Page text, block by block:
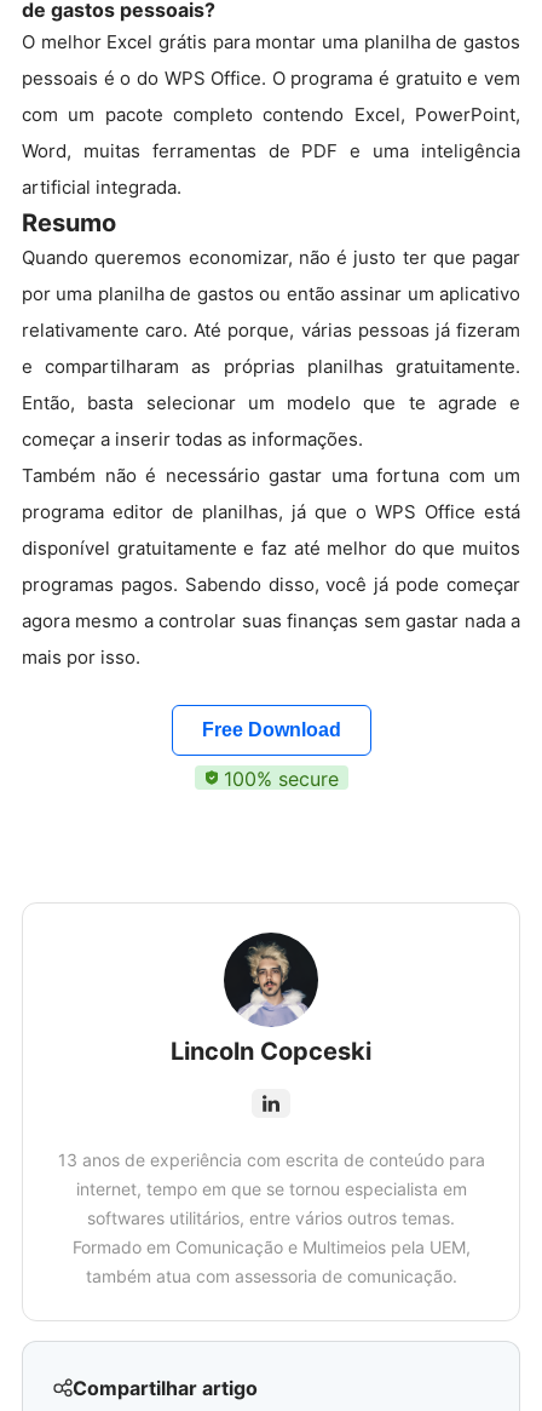
Compartilhar artigo
de gastos pessoais?
O melhor Excel grátis para montar uma planilha de gastos
pessoais é o do WPS Office. O programa é gratuito e vem
com um pacote completo contendo Excel, PowerPoint,
Word, muitas ferramentas de PDF e uma inteligência
artificial integrada.
Resumo
Quando queremos economizar, não é justo ter que pagar
por uma planilha de gastos ou então assinar um aplicativo
relativamente caro. Até porque, várias pessoas já fizeram
e compartilharam as próprias planilhas gratuitamente.
Então, basta selecionar um modelo que te agrade e
começar a inserir todas as informações.
Também não é necessário gastar uma fortuna com um
programa editor de planilhas, já que o WPS Office está
disponível gratuitamente e faz até melhor do que muitos
programas pagos. Sabendo disso, você já pode começar
agora mesmo a controlar suas finanças sem gastar nada a
mais por isso.
Free Download
100% secure
Lincoln Copceski
13 anos de experiência com escrita de conteúdo para
internet, tempo em que se tornou especialista em
softwares utilitários, entre vários outros temas.
Formado em Comunicação e Multimeios pela UEM,
também atua com assessoria de comunicação.